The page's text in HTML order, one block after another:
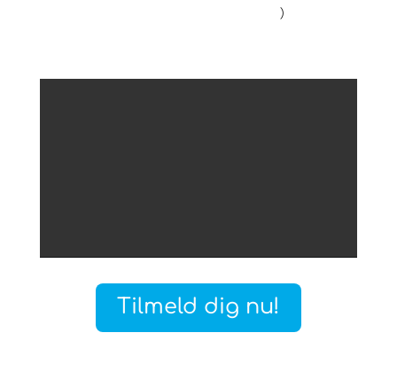
)
Tilmeld dig nu!